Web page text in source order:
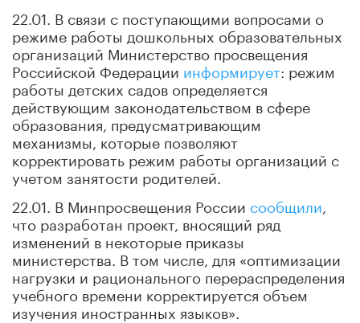
22.01. В связи с поступающими вопросами о
режиме работы дошкольных образовательных
организаций Министерство просвещения
Российской Федерации информирует: режим
работы детских садов определяется
действующим законодательством в сфере
образования, предусматривающим
механизмы, которые позволяют
корректировать режим работы организаций с
учетом занятости родителей.
22.01. В Минпросвещения России сообщили
что разработан проект, вносящий ряд
изменений в некоторые приказы
министерства. В том числе, для «оптимизации
нагрузки и рационального перераспределения
учебного времени корректируется объем
изучения иностранных языков».